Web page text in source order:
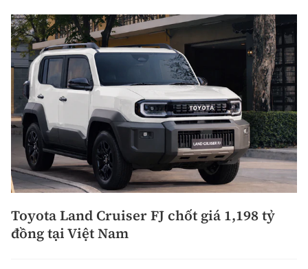
Toyota Land Cruiser FJ chốt giá 1,198 tỷ
đồng tại Việt Nam